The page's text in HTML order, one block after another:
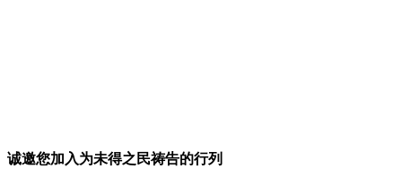
诚邀您加入为未得之民祷告的行列